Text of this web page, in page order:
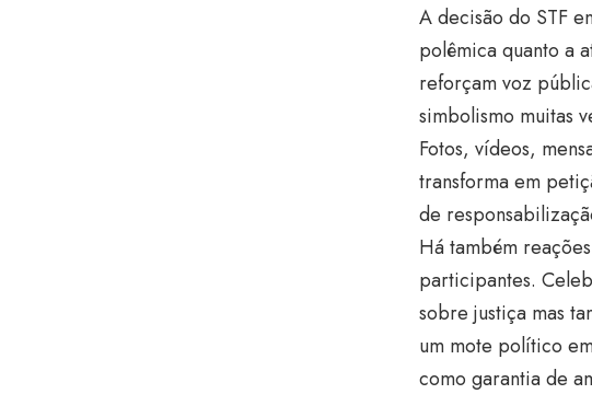
A decisão do STF
polêmica quanto a
reforçam voz
simbolismo muitas
Fotos, vídeos,
transforma em
de
Há também
participantes.
sobre justiça mas
um mote político
como garantia de